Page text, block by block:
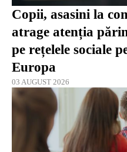
Copii, asasini la
atrage atenția
pe rețelele sociale
Europa
03 AUGUST 2026